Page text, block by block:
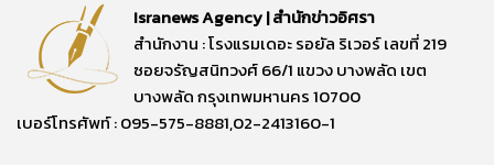
Isranews Agency | สำนักข่าวอิศรา
สำนักงาน : โรงแรมเดอะ รอยัล ริเวอร์ เลขที่ 219
ซอยจรัญสนิทวงศ์ 66/1 แขวง บางพลัด เขต
บางพลัด กรุงเทพมหานคร 10700
เบอร์โทรศัพท์ : 095-575-8881,02-2413160-1